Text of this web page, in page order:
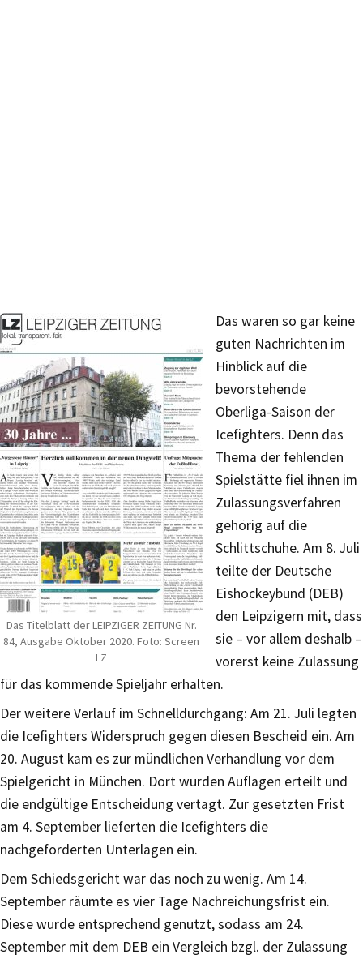
Das Titelblatt der LEIPZIGER ZEITUNG Nr.
84, Ausgabe Oktober 2020. Foto: Screen
LZ
Das waren so gar keine
guten Nachrichten im
Hinblick auf die
bevorstehende
Oberliga-Saison der
Icefighters. Denn das
Thema der fehlenden
Spielstätte fiel ihnen im
Zulassungsverfahren
gehörig auf die
Schlittschuhe. Am 8. Juli
teilte der Deutsche
Eishockeybund (DEB)
den Leipzigern mit, dass
sie – vor allem deshalb –
vorerst keine Zulassung
für das kommende Spieljahr erhalten.
Der weitere Verlauf im Schnelldurchgang: Am 21. Juli legten
die Icefighters Widerspruch gegen diesen Bescheid ein. Am
20. August kam es zur mündlichen Verhandlung vor dem
Spielgericht in München. Dort wurden Auflagen erteilt und
die endgültige Entscheidung vertagt. Zur gesetzten Frist
am 4. September lieferten die Icefighters die
nachgeforderten Unterlagen ein.
Dem Schiedsgericht war das noch zu wenig. Am 14.
September räumte es vier Tage Nachreichungsfrist ein.
Diese wurde entsprechend genutzt, sodass am 24.
September mit dem DEB ein Vergleich bzgl. der Zulassung